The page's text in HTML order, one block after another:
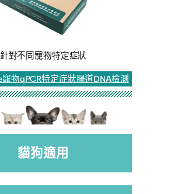
針對不同寵物特定症狀
物qPCR特定症狀腸道DNA檢測
貓狗適用